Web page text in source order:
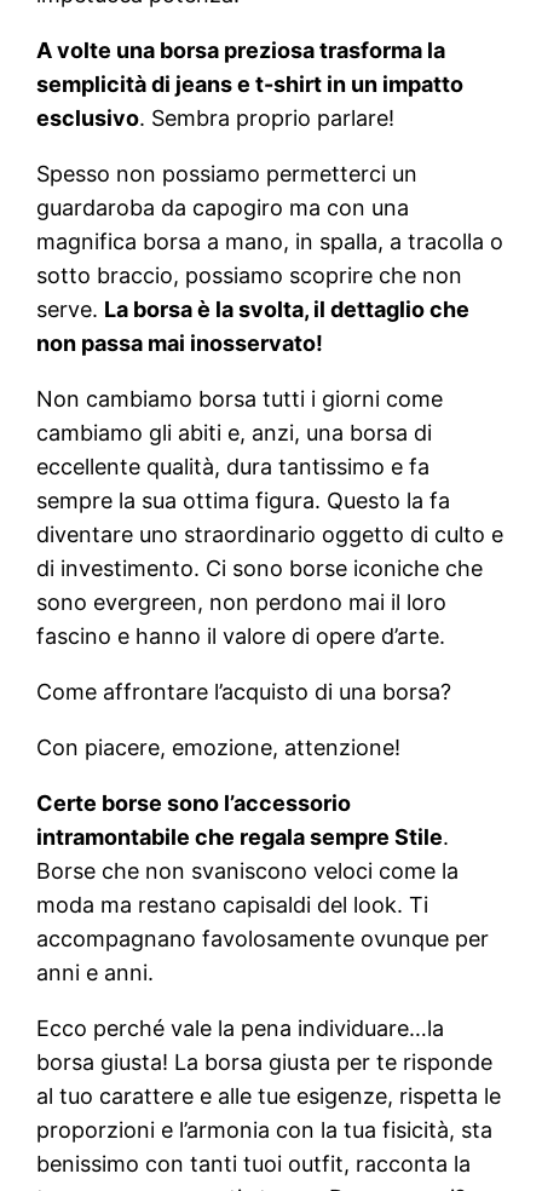
A volte una borsa preziosa trasforma la
semplicità di jeans e t-shirt in un impatto
esclusivo. Sembra proprio parlare!
Spesso non possiamo permetterci un
guardaroba da capogiro ma con una
magnifica borsa a mano, in spalla, a tracolla o
sotto braccio, possiamo scoprire che non
serve. La borsa è la svolta, il dettaglio che
non passa mai inosservato!
Non cambiamo borsa tutti i giorni come
cambiamo gli abiti e, anzi, una borsa di
eccellente qualità, dura tantissimo e fa
sempre la sua ottima figura. Questo la fa
diventare uno straordinario oggetto di culto e
di investimento. Ci sono borse iconiche che
sono evergreen, non perdono mai il loro
fascino e hanno il valore di opere d’arte.
Come affrontare l’acquisto di una borsa?
Con piacere, emozione, attenzione!
Certe borse sono l’accessorio
intramontabile che regala sempre Stile.
Borse che non svaniscono veloci come la
moda ma restano capisaldi del look. Ti
accompagnano favolosamente ovunque per
anni e anni.
Ecco perché vale la pena individuare…la
borsa giusta! La borsa giusta per te risponde
al tuo carattere e alle tue esigenze, rispetta le
proporzioni e l’armonia con la tua fisicità, sta
benissimo con tanti tuoi outfit, racconta la